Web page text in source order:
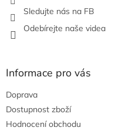
Sledujte nás na FB
Odebírejte naše videa
Informace pro vás
Doprava
Dostupnost zboží
Hodnocení obchodu